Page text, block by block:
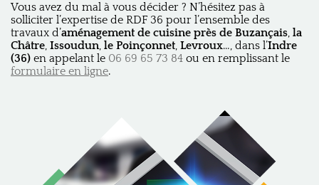
Vous avez du mal à vous décider ? N’hésitez pas à
solliciter l’expertise de RDF 36 pour l’ensemble des
travaux d’aménagement de cuisine près de Buzançais, la
Châtre, Issoudun, le Poinçonnet, Levroux…, dans l’Indre
(36) en appelant le 06 69 65 73 84 ou en remplissant le
formulaire en ligne.